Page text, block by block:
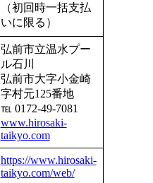
（初回時一括支払
いに限る）
弘前市立温水プー
ル石川
弘前市大字小金崎
字村元125番地
℡ 0172-49-7081
www.hirosaki-
taikyo.com
https://www.hirosaki-
taikyo.com/web/